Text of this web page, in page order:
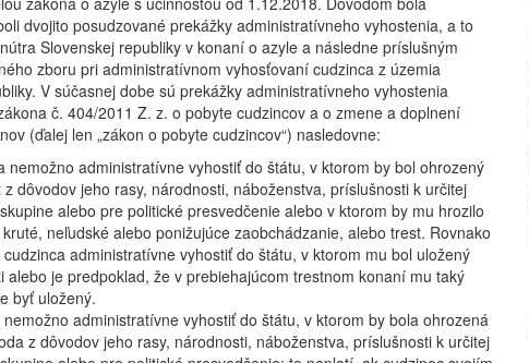
dvojito posudzované prekážky administratívneho vyhostenia, a to
Slovenskej republiky v konaní o azyle a následne príslušným
zboru pri administratívnom vyhosťovaní cudzinca z územia
V súčasnej dobe sú prekážky administratívneho vyhostenia
č. 404/2011 Z. z. o pobyte cudzincov a o zmene a doplnení
(ďalej len „zákon o pobyte cudzincov“) nasledovne:
nemožno administratívne vyhostiť do štátu, v ktorom by bol ohrozený
z dôvodov jeho rasy, národnosti, náboženstva, príslušnosti k určitej
alebo pre politické presvedčenie alebo v ktorom by mu hrozilo
neľudské alebo ponižujúce zaobchádzanie, alebo trest. Rovnako
cudzinca administratívne vyhostiť do štátu, v ktorom mu bol uložený
alebo je predpoklad, že v prebiehajúcom trestnom konaní mu taký
byť uložený.
nemožno administratívne vyhostiť do štátu, v ktorom by bola ohrozená
z dôvodov jeho rasy, národnosti, náboženstva, príslušnosti k určitej